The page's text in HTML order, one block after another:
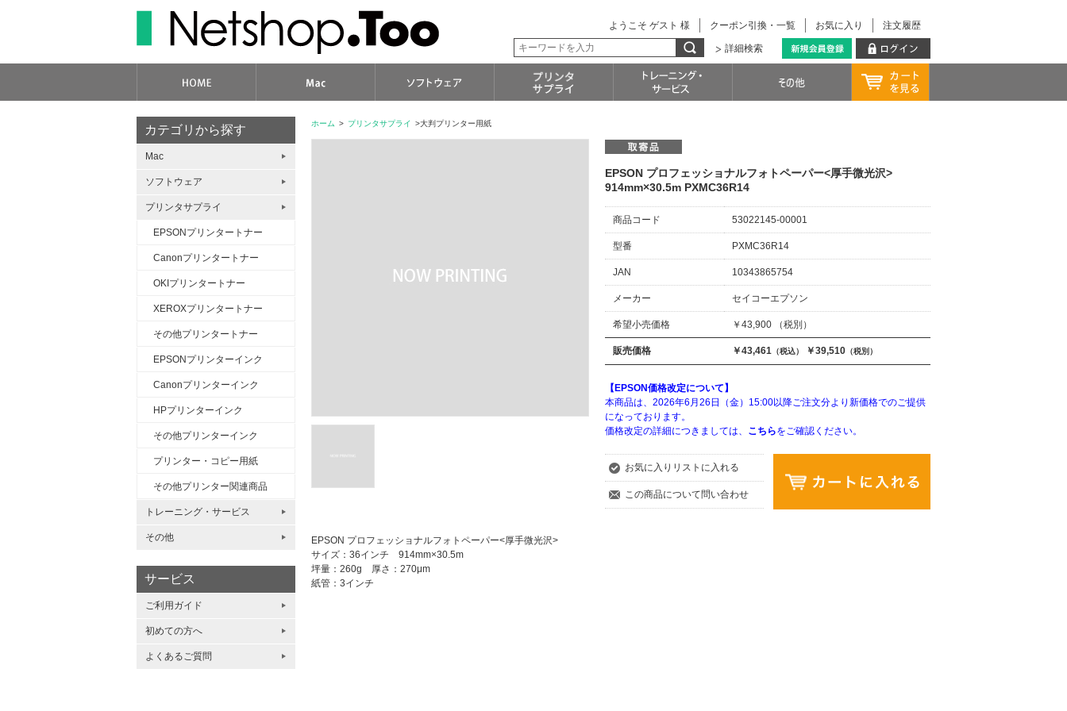
注文履歴
お気に入り
クーポン引換・一覧
ようこそ ゲスト 様
詳細検索
ホーム > プリンタサプライ >大判プリンター用紙
EPSON プロフェッショナルフォトペーパー<厚手微光沢>
914mm×30.5m PXMC36R14
商品コード 53022145-00001
型番 PXMC36R14
JAN 10343865754
メーカー セイコーエプソン
希望小売価格 ￥43,900 （税別）
販売価格 ￥43,461 （税込） ￥39,510 （税別）
【EPSON価格改定について】
本商品は、2026年6月26日（金）15:00以降ご注文分より新価格でのご提供
になっております。
価格改定の詳細につきましては、 こちらをご確認ください。
お気に入りリストに入れる
この商品について問い合わせ
EPSON プロフェッショナルフォトペーパー<厚手微光沢>
サイズ：36インチ 914mm×30.5m
坪量：260g 厚さ：270μm
紙管：3インチ
カテゴリから探す
Mac
ソフトウェア
プリンタサプライ
EPSONプリンタートナー
Canonプリンタートナー
OKIプリンタートナー
XEROXプリンタートナー
その他プリンタートナー
EPSONプリンターインク
Canonプリンターインク
HPプリンターインク
その他プリンターインク
プリンター・コピー用紙
その他プリンター関連商品
トレーニング・サービス
その他
サービス
ご利用ガイド
初めての方へ
よくあるご質問